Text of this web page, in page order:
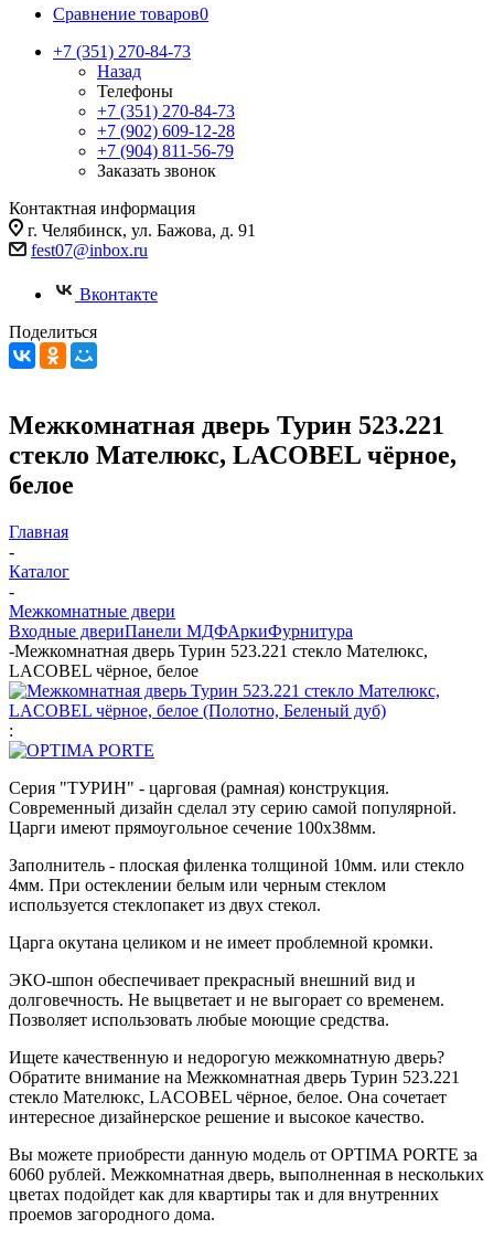
Сравнение товаров0
+7 (351) 270-84-73
Назад
Телефоны
+7 (351) 270-84-73
+7 (902) 609-12-28
+7 (904) 811-56-79
Заказать звонок
Контактная информация
г. Челябинск, ул. Бажова, д. 91
fest07@inbox.ru
Вконтакте
Поделиться
Межкомнатная дверь Турин 523.221
стекло Мателюкс, LACOBEL чёрное,
белое
Главная
-
Каталог
-
Межкомнатные двери
Входные двериПанели МДФАркиФурнитура
-Межкомнатная дверь Турин 523.221 стекло Мателюкс,
LACOBEL чёрное, белое
:
Серия "ТУРИН" - царговая (рамная) конструкция.
Современный дизайн сделал эту серию самой популярной.
Царги имеют прямоугольное сечение 100х38мм.
Заполнитель - плоская филенка толщиной 10мм. или стекло
4мм. При остеклении белым или черным стеклом
используется стеклопакет из двух стекол.
Царга окутана целиком и не имеет проблемной кромки.
ЭКО-шпон обеспечивает прекрасный внешний вид и
долговечность. Не выцветает и не выгорает со временем.
Позволяет использовать любые моющие средства.
Ищете качественную и недорогую межкомнатную дверь?
Обратите внимание на Межкомнатная дверь Турин 523.221
стекло Мателюкс, LACOBEL чёрное, белое. Она сочетает
интересное дизайнерское решение и высокое качество.
Вы можете приобрести данную модель от OPTIMA PORTE за
6060 рублей. Межкомнатная дверь, выполненная в нескольких
цветах подойдет как для квартиры так и для внутренних
проемов загородного дома.